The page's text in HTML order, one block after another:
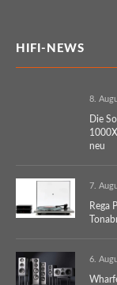
HIFI-NEWS
8.
Die
neu
7.
Rega
6.